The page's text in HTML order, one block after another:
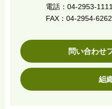
電話：04-2953-1111
FAX：04-2954-6262
問い合わせ
組